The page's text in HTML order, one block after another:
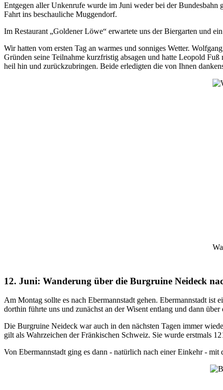
Entgegen aller Unkenrufe wurde im Juni weder bei der Bundesbahn
Fahrt ins beschauliche Muggendorf.
Im Restaurant „Goldener Löwe“ erwartete uns der Biergarten und
Wir hatten vom ersten Tag an warmes und sonniges Wetter.
Gründen seine Teilnahme kurzfristig absagen und hatte Leopold
heil hin und zurückzubringen. Beide erledigten die von Ihnen
12. Juni: Wanderung über die Burgruine Neideck
Am Montag sollte es nach Ebermannstadt gehen. Ebermannstadt
dorthin führte uns und zunächst an der Wisent entlang und dann
Die Burgruine Neideck war auch in den nächsten Tagen immer
gilt als Wahrzeichen der Fränkischen Schweiz. Sie wurde erstmals
Von Ebermannstadt ging es dann - natürlich nach einer Einkehr -